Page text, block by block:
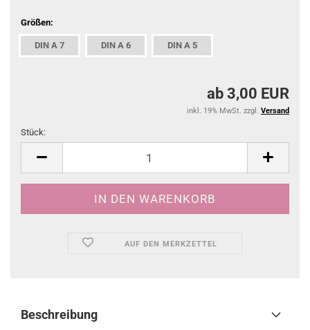
Größen:
DIN A 7 DIN A 6 DIN A 5
ab 3,00 EUR
inkl. 19% MwSt. zzgl. Versand
Stück:
AUF DEN MERKZETTEL
Beschreibung